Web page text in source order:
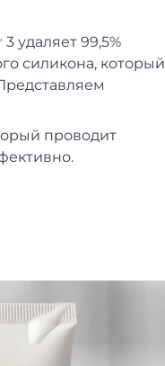
3 удаляет 99,5%
силикона, который
проводит